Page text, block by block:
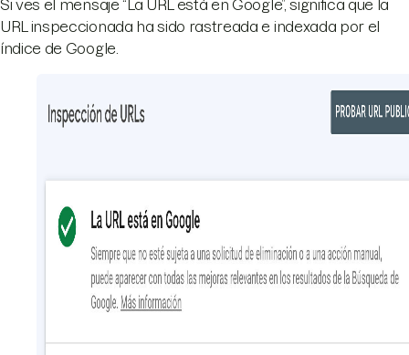
Si ves el mensaje “La URL está en Google”, significa que la
URL inspeccionada ha sido rastreada e indexada por el
índice de Google.